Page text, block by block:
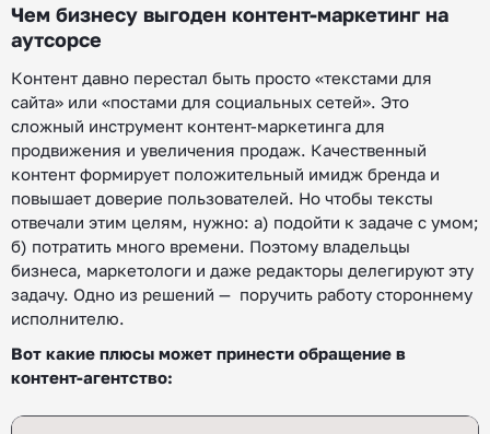
Чем бизнесу выгоден контент-маркетинг на
аутсорсе
Контент давно перестал быть просто «текстами для
сайта» или «постами для социальных сетей». Это
сложный инструмент контент-маркетинга для
продвижения и увеличения продаж. Качественный
контент формирует положительный имидж бренда и
повышает доверие пользователей. Но чтобы тексты
отвечали этим целям, нужно: а) подойти к задаче с умом;
б) потратить много времени. Поэтому владельцы
бизнеса, маркетологи и даже редакторы делегируют эту
задачу. Одно из решений — поручить работу стороннему
исполнителю.
Вот какие плюсы может принести обращение в
контент-агентство: